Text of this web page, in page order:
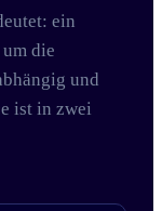
ein
die
und
ist in zwei